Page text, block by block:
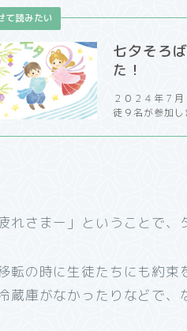
七夕そろ
た！
２０２４年７
徒９名が参加
れさまー」ということで、
転の時に生徒たちにも約
蔵庫がなかったりなどで